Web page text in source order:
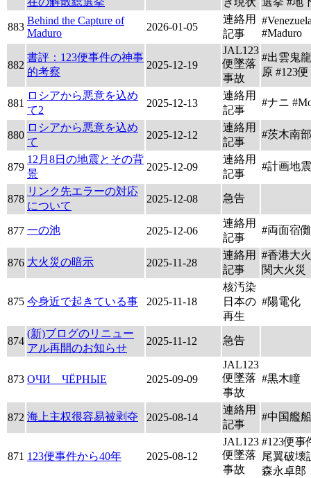
883
Behind the Capture of
Maduro
2026-01-05
連絡用
記事
#Maduro
882
書評：123便事件の神事
的考察
2025-12-19
JAL123
便墜落
事故
#出雲鬼
原 #123便
881
ロシアから悪意を込め
て2
2025-12-13
連絡用
記事
#ナニ
880
ロシアから悪意を込め
て
2025-12-12
連絡用
記事
#茨木南
879
12月8日の地震とその背
景
2025-12-09
連絡用
記事
#計画地
878
リンク先エラーの対応
について
2025-12-08 急告
877 一の池 2025-12-06
連絡用
記事
#両面宿儺
876 大火災の暗示 2025-11-28
連絡用
記事
#香港大
関大火災
875 今身近で起きている事 2025-11-18
核汚染
日本の
再生
#陽電化
874
(新)ブログのリニュー
アル再開のお知らせ
2025-11-12 急告
873 ОЧИ ЧЁРНЫЕ 2025-09-09
JAL123
便墜落
事故
#黒木瞳
872 海上主权很容易被剥夺 2025-08-14
連絡用
記事
#中国艦
871 123便事件から40年 2025-08-12
JAL123
便墜落
事故
#123便事
尾翼破壊
森永卓郎